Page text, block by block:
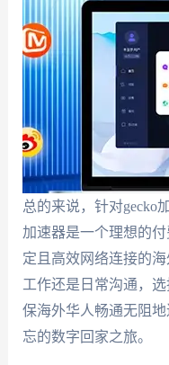
总的来说，针对gecko
加速器是一个理想的
定且高效网络连接的
工作还是日常沟通，
保海外华人畅通无阻
忘的数字回家之旅。